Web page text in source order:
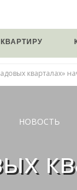
кварталах»
НОВОСТЬ